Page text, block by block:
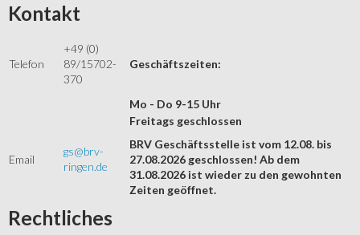
Kontakt
Telefon
+49 (0)
89/15702-
370
Geschäftszeiten:
Mo - Do 9-15 Uhr
Email
gs@brv-
ringen.de
Freitags geschlossen
BRV Geschäftsstelle ist vom 12.08. bis
27.08.2026 geschlossen! Ab dem
31.08.2026 ist wieder zu den gewohnten
Zeiten geöffnet.
Rechtliches